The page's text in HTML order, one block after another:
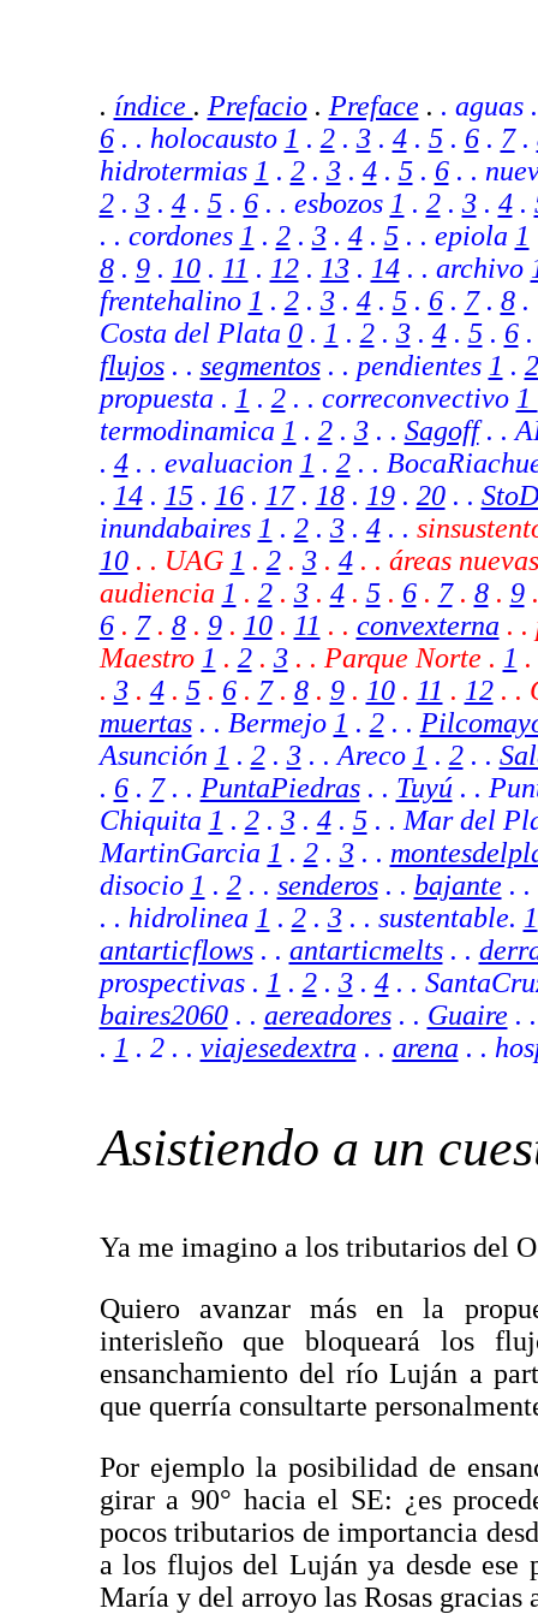
. índice . Prefacio. Preface . . aguas
6. . holocausto 1 . 2. 3. 4. 5. 6. 7.
hidrotermias 1 . 2. 3. 4. 5. 6. .
2. 3. 4. 5. 6. . esbozos 1 . 2. 3. 4.
. . cordones 1 . 2. 3. 4. 5. . epiola 1
8. 9. 10. 11 . 12. 13. 14. . archivo
frentehalino 1 . 2 . 3. 4 . 5. 6. 7. 8.
Costa del Plata 0. 1 . 2. 3. 4. 5. 6.
flujos. . segmentos. . pendientes 1 . 2
propuesta . 1 . 2. . correconvectivo 1
termodinamica 1 . 2. 3. . Sagoff. .
. 4. . evaluacion 1 . 2. .
. 14. 15. 16. 17. 18. 19. 20. .
inundabaires 1 . 2. 3. 4. .
10. . UAG 1 . 2. 3. 4. . áreas
audiencia 1 . 2. 3. 4. 5. 6. 7. 8. 9.
6. 7. 8. 9. 10. 11 . . convexterna . .
Maestro 1 . 2. 3. . Parque Norte . 1 .
. 3. 4. 5. 6. 7. 8. 9. 10. 11 . 12. .
muertas. . Bermejo 1 . 2. .
Asunción 1 . 2. 3. . Areco 1 . 2. .
. 6. 7. . PuntaPiedras. . Tuyú . .
Chiquita 1 . 2. 3 . 4. 5. . Mar del
MartinGarcia 1 . 2. 3. .
disocio 1 . 2. . senderos. . bajante . .
. . hidrolinea 1 . 2. 3. . sustentable. 1
antarticflows. . antarticmelts. .
prospectivas . 1 . 2. 3. 4. .
baires2060. . aereadores. . Guaire .
. 1 . 2 . . viajesedextra . . arena . .
Asistiendo a un
Ya me imagino a los tributarios del
Quiero avanzar más en la
interisleño que bloqueará los
ensanchamiento del río Luján a
que querría consultarte
Por ejemplo la posibilidad de
girar a 90° hacia el SE: ¿es
pocos tributarios de importancia
a los flujos del Luján ya desde ese
María y del arroyo las Rosas gracias